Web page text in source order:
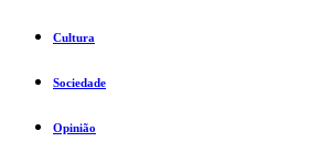
Cultura
Sociedade
Opinião